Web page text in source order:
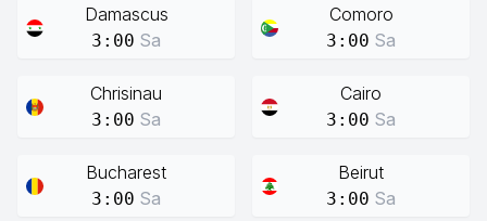
Damascus
3:00 Sa
Comoro
3:00 Sa
Chrisinau
3:00 Sa
Cairo
3:00 Sa
Bucharest
3:00 Sa
Beirut
3:00 Sa